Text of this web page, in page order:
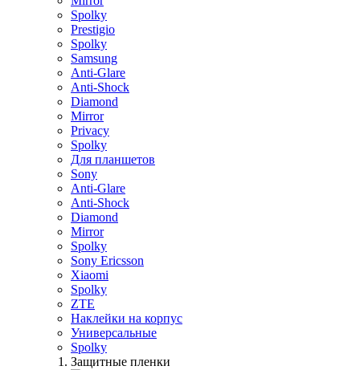
Spolky
Prestigio
Spolky
Samsung
Anti-Glare
Anti-Shock
Diamond
Mirror
Privacy
Spolky
Для планшетов
Sony
Anti-Glare
Anti-Shock
Diamond
Mirror
Spolky
Sony Ericsson
Xiaomi
Spolky
ZTE
Наклейки на корпус
Универсальные
Spolky
Защитные пленки